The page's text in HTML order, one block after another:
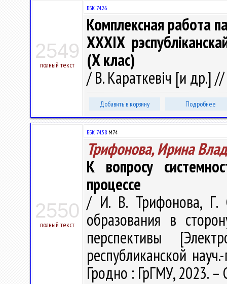
2549
полный текст
ББК 74.26
Комплексная работа
ХХХІХ
(X клас)
/ В. Караткевіч [и др.]
Добавить в корзину Подробнее
2550
полный текст
ББК 74.58 М74
Трифонова, Ирина
К вопросу
процессе
/ И. В. Трифонова, Г.
образования в
перспективы
республиканской
Гродно : ГрГМУ, 2023.